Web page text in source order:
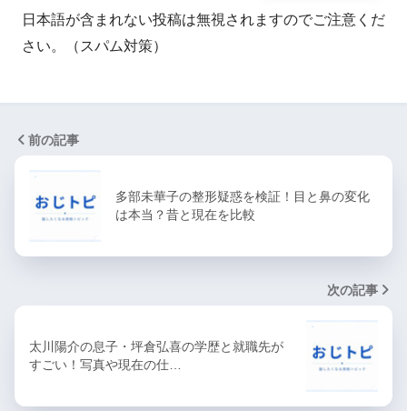
日本語が含まれない投稿は無視されますのでご注意くだ
さい。（スパム対策）
前の記事
多部未華子の整形疑惑を検証！目と鼻の変化
は本当？昔と現在を比較
次の記事
太川陽介の息子・坪倉弘喜の学歴と就職先が
すごい！写真や現在の仕…